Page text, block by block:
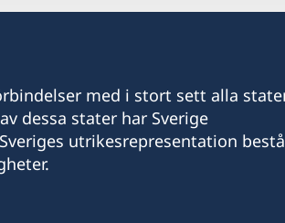
med i stort sett alla
dessa stater har Sverige
utrikesrepresentation